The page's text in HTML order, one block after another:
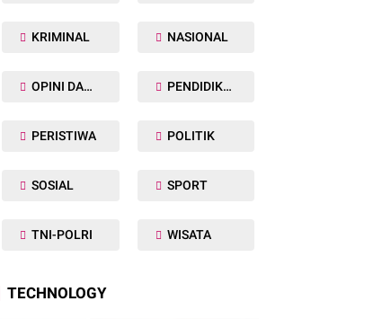
KRIMINAL NASIONAL
OPINI DAN ARTIKEL PENDIDIKAN
PERISTIWA POLITIK
SOSIAL SPORT
TNI-POLRI WISATA
TECHNOLOGY